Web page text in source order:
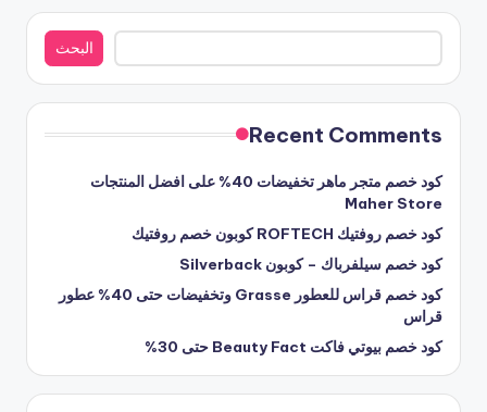
البحث
البحث
Recent Comments
كود خصم متجر ماهر تخفيضات 40% على افضل المنتجات
Maher Store
كود خصم روفتيك ROFTECH كوبون خصم روفتيك
كود خصم سيلفرباك – كوبون Silverback
كود خصم قراس للعطور Grasse وتخفيضات حتى 40% عطور
قراس
كود خصم بيوتي فاكت Beauty Fact حتى 30%